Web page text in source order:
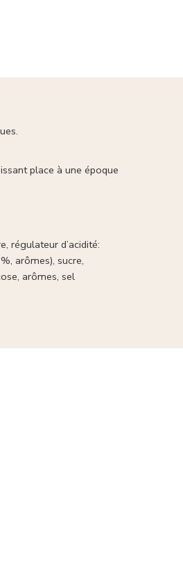
place à une époque
régulateur d’acidité:
arômes), sucre,
arômes, sel